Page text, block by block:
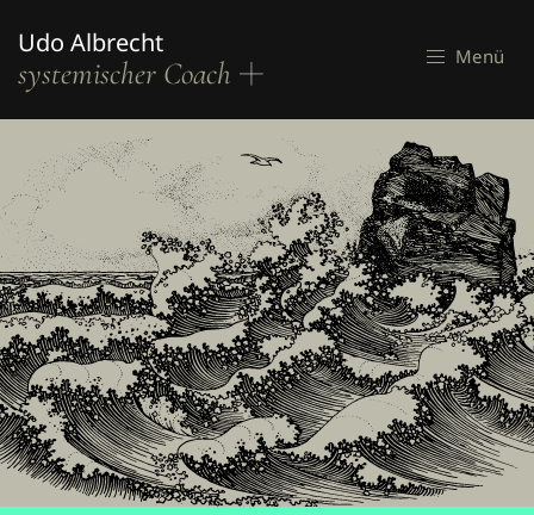
Inhalt
springen
Udo Albrecht
systemischer Coach Menü